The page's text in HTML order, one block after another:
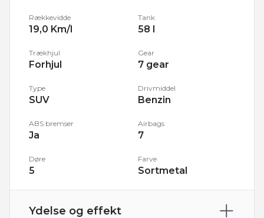
Rækkevidde
19,0 Km/l
Tank
58 l
Trækhjul
Forhjul
Gear
7 gear
Type
SUV
Drivmiddel
Benzin
ABS bremser
Ja
Airbags
7
Døre
5
Farve
Sortmetal
Ydelse og effekt